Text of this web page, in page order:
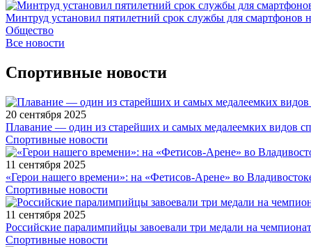
Минтруд установил пятилетний срок службы для смартфонов
Общество
Все новости
Спортивные новости
20 сентября 2025
Плавание — один из старейших и самых медалеемких видов
Спортивные новости
11 сентября 2025
«Герои нашего времени»: на «Фетисов-Арене» во
Спортивные новости
11 сентября 2025
Российские паралимпийцы завоевали три медали на
Спортивные новости